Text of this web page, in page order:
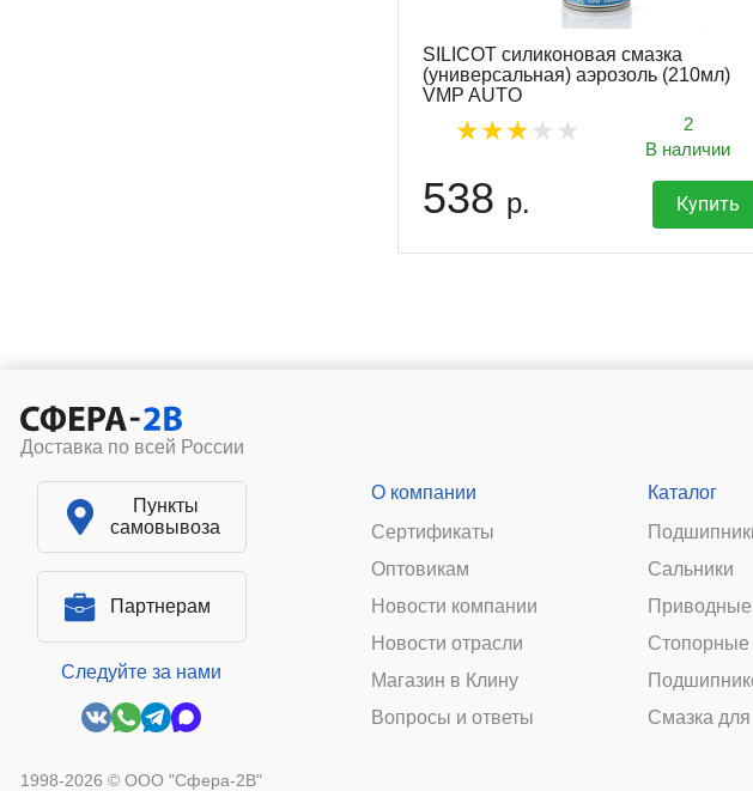
SILICOT силиконовая смазка
(универсальная) аэрозоль (210мл)
VMP AUTO
2
В наличии
538 р. Купить
Доставка по всей России
Пункты
самовывоза
Партнерам
Следуйте за нами
1998-2026 © ООО "Сфера-2В"
О компании
Сертификаты
Оптовикам
Новости компании
Новости отрасли
Магазин в Клину
Вопросы и ответы
Каталог
Сальники
Стопорные
Смазка